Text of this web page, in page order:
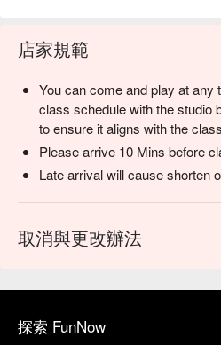
店家規範
You can come and play at any
class schedule with the studio
to ensure it aligns with the
Please arrive 10 Mins before
Late arrival will cause shorten
取消與更改辦法
探索 FunNow